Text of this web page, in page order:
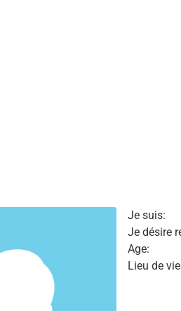
Je suis:
Je désire
Age:
Lieu de